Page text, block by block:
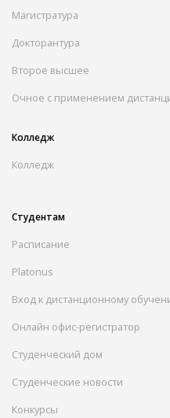
Магистратура
Докторантура
Второе высшее
Очное с применением
Колледж
Колледж
Студентам
Расписание
Platonus
Вход к дистанционному
Онлайн офис-регистратор
Студенческий дом
Студенческие новости
Конкурсы